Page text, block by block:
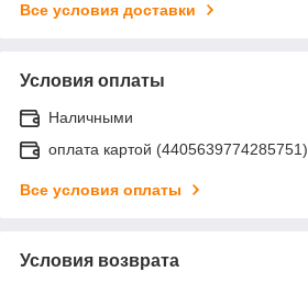
Все условия доставки
Условия оплаты
Наличными
оплата картой (4405639774285751)
Все условия оплаты
Условия возврата